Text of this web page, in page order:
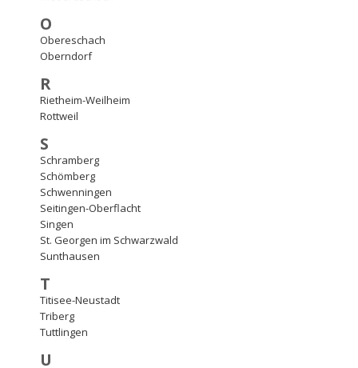
O
Obereschach
Oberndorf
R
Rietheim-Weilheim
Rottweil
S
Schramberg
Schömberg
Schwenningen
Seitingen-Oberflacht
Singen
St. Georgen im Schwarzwald
Sunthausen
T
Titisee-Neustadt
Triberg
Tuttlingen
U